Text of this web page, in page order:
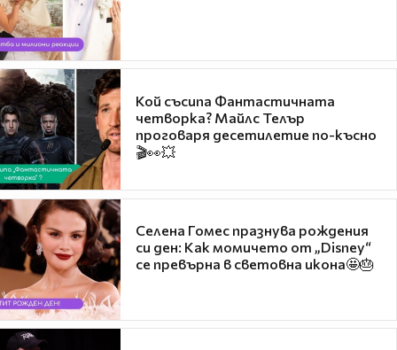
Кой съсипа Фантастичната
четворка? Майлс Телър
проговаря десетилетие по-късно
🎬👀💥
Селена Гомес празнува рождения
си ден: Как момичето от „Disney“
се превърна в световна икона🤩🎂